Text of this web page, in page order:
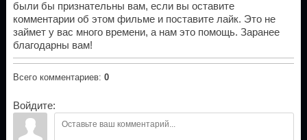
были бы признательны вам, если вы оставите
комментарии об этом фильме и поставите лайк. Это не
займет у вас много времени, а нам это помощь. Заранее
благодарны вам!
Всего комментариев: 0
Войдите: